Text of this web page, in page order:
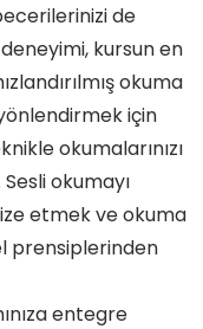
de
kursun en
okuma
için
okumalarınızı
okumayı
etmek ve okuma
prensiplerinden
entegre